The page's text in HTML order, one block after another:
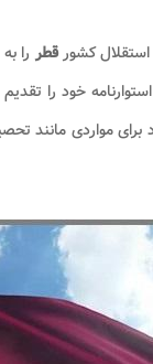
استقلال کشورقطر را
مواردی مانند